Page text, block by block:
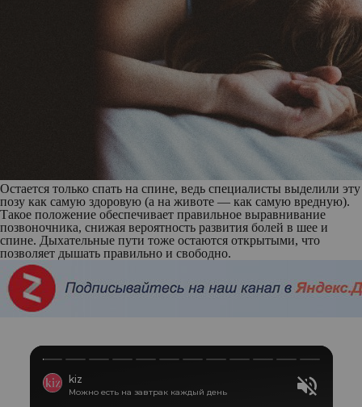
Остается только спать на спине, ведь специалисты выделили эту
позу как самую здоровую (а на животе — как самую вредную).
Такое положение обеспечивает правильное выравнивание
позвоночника, снижая вероятность развития болей в шее и
спине. Дыхательные пути тоже остаются открытыми, что
позволяет дышать правильно и свободно.